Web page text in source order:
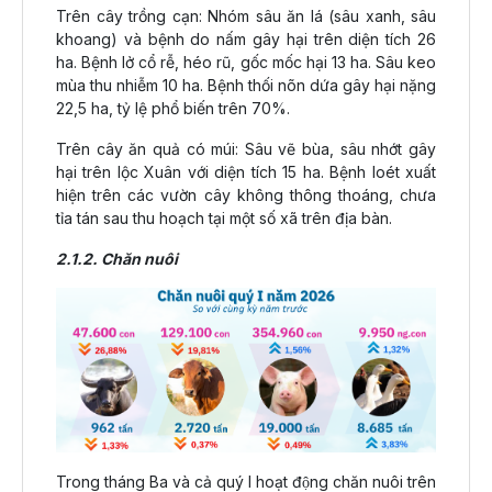
Trên cây trồng cạn: Nhóm sâu ăn lá (sâu xanh, sâu
khoang) và bệnh do nấm gây hại trên diện tích 26
ha. Bệnh lở cổ rễ, héo rũ, gốc mốc hại 13 ha. Sâu keo
mùa thu nhiễm 10 ha. Bệnh thối nõn dứa gây hại nặng
22,5 ha, tỷ lệ phổ biến trên 70%.
Trên cây ăn quả có múi: Sâu vẽ bùa, sâu nhớt gây
hại trên lộc Xuân với diện tích 15 ha. Bệnh loét xuất
hiện trên các vườn cây không thông thoáng, chưa
tỉa tán sau thu hoạch tại một số xã trên địa bàn.
2.1.2. Chăn nuôi
Trong tháng Ba và cả quý I hoạt động chăn nuôi trên